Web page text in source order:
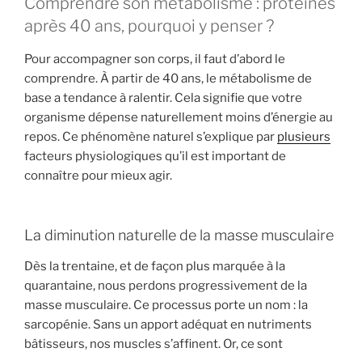
après 40 ans, pourquoi y penser ?
Pour accompagner son corps, il faut d’abord le
comprendre. À partir de 40 ans, le métabolisme de
base a tendance à ralentir. Cela signifie que votre
organisme dépense naturellement moins d’énergie au
repos. Ce phénomène naturel s’explique par plusieurs
facteurs physiologiques qu’il est important de
connaître pour mieux agir.
La diminution naturelle de la masse musculaire
Dès la trentaine, et de façon plus marquée à la
quarantaine, nous perdons progressivement de la
masse musculaire. Ce processus porte un nom : la
sarcopénie. Sans un apport adéquat en nutriments
bâtisseurs, nos muscles s’affinent. Or, ce sont